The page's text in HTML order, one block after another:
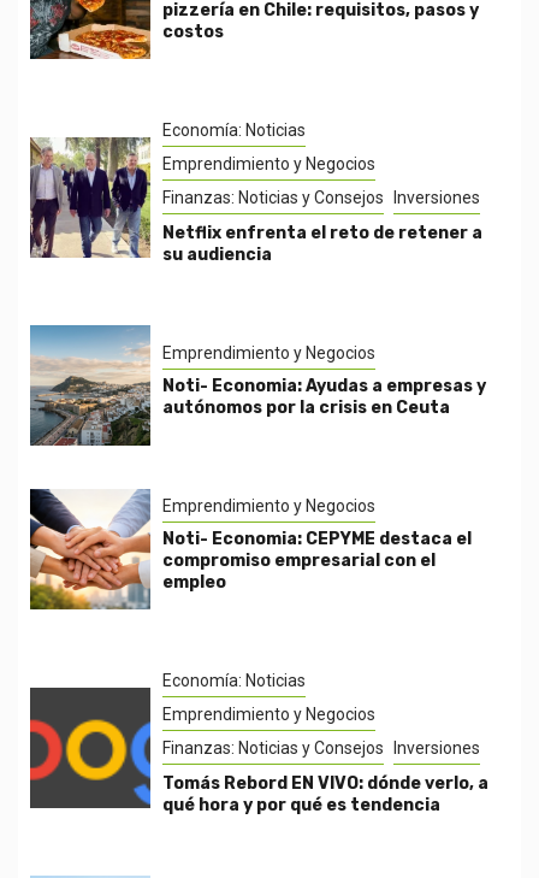
pizzería en Chile: requisitos, pasos y
costos
Economía: Noticias
Emprendimiento y Negocios
Finanzas: Noticias y Consejos
Inversiones
Netflix enfrenta el reto de retener a
su audiencia
Emprendimiento y Negocios
Noti- Economia: Ayudas a empresas y
autónomos por la crisis en Ceuta
Emprendimiento y Negocios
Noti- Economia: CEPYME destaca el
compromiso empresarial con el
empleo
Economía: Noticias
Emprendimiento y Negocios
Finanzas: Noticias y Consejos
Inversiones
Tomás Rebord EN VIVO: dónde verlo, a
qué hora y por qué es tendencia